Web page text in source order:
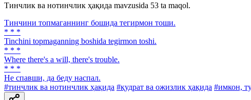
Тинчлик ва нотинчлик ҳақида mavzusida 53 ta maqol.
Тинчини топмаганнинг бошида тегирмон тоши.
* * *
Tinchini topmaganning boshida tegirmon toshi.
* * *
Where there's а will, there's trouble.
* * *
He спавши, да беду наспал.
#тинчлик ва нотинчлик ҳақида #қудрат ва ожизлик ҳақида #имкон,